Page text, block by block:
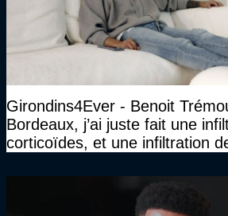
Girondins4Ever - Benoit
Bordeaux, j’ai juste fait une
corticoïdes, et une infiltration